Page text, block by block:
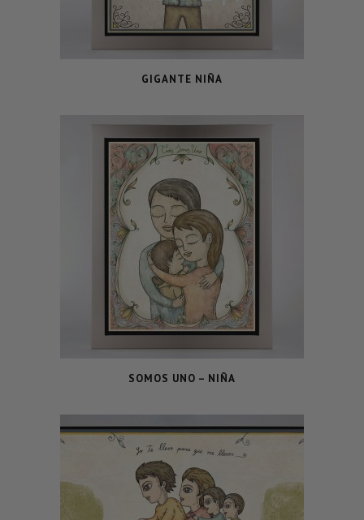
GIGANTE NIÑA
SOMOS UNO – NIÑA